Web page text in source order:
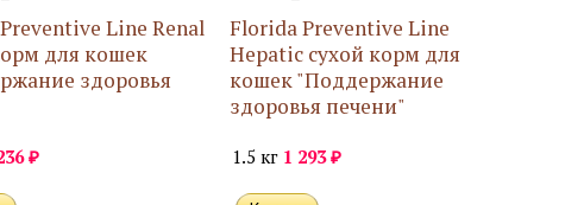
Line Renal
для кошек
здоровья
₽
Florida Preventive Line
Hepatic сухой корм для
кошек "Поддержание
здоровья печени"
1.5 кг 1 293₽